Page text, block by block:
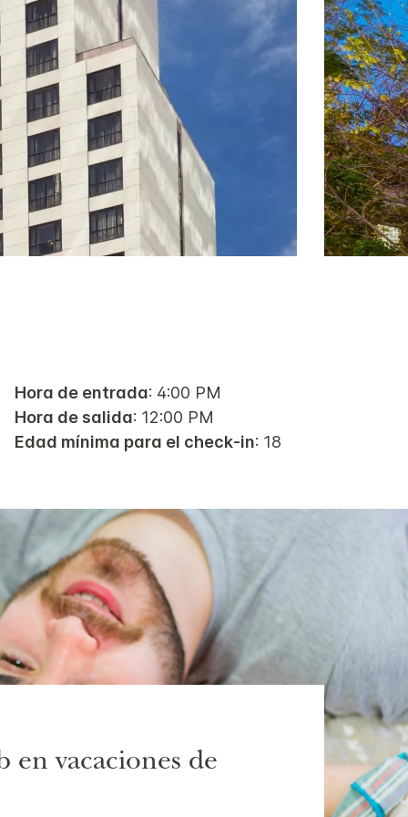
Hora de entrada: 4:00 PM
Hora de salida: 12:00 PM
Edad mínima para el check-in: 18
en vacaciones de